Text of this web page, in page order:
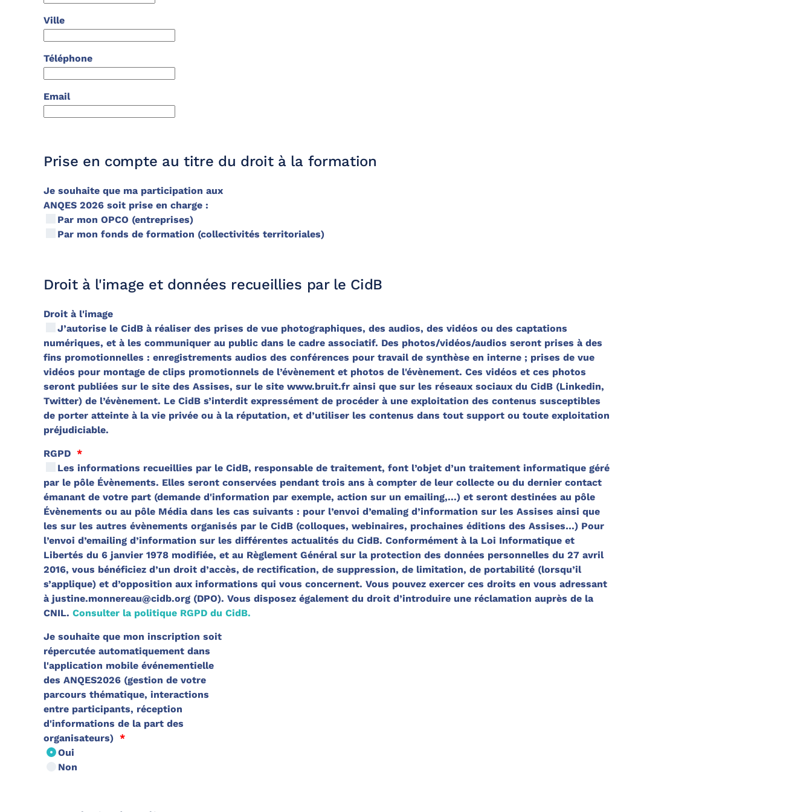
Ville
Téléphone
Email
Prise en compte au titre du droit à la formation
Je souhaite que ma participation aux
ANQES 2026 soit prise en charge :
Par mon OPCO (entreprises)
Par mon fonds de formation (collectivités territoriales)
Droit à l'image et données recueillies par le CidB
Droit à l'image
J’autorise le CidB à réaliser des prises de vue photographiques, des audios, des vidéos ou des captations
numériques, et à les communiquer au public dans le cadre associatif. Des photos/vidéos/audios seront prises à des
fins promotionnelles : enregistrements audios des conférences pour travail de synthèse en interne ; prises de vue
vidéos pour montage de clips promotionnels de l’évènement et photos de l'évènement. Ces vidéos et ces photos
seront publiées sur le site des Assises, sur le site www.bruit.fr ainsi que sur les réseaux sociaux du CidB (Linkedin,
Twitter) de l’évènement. Le CidB s’interdit expressément de procéder à une exploitation des contenus susceptibles
de porter atteinte à la vie privée ou à la réputation, et d’utiliser les contenus dans tout support ou toute exploitation
préjudiciable.
RGPD *
Les informations recueillies par le CidB, responsable de traitement, font l’objet d’un traitement informatique géré
par le pôle Évènements. Elles seront conservées pendant trois ans à compter de leur collecte ou du dernier contact
émanant de votre part (demande d'information par exemple, action sur un emailing,...) et seront destinées au pôle
Évènements ou au pôle Média dans les cas suivants : pour l’envoi d’emaling d’information sur les Assises ainsi que
les sur les autres évènements organisés par le CidB (colloques, webinaires, prochaines éditions des Assises…) Pour
l’envoi d’emailing d’information sur les différentes actualités du CidB. Conformément à la Loi Informatique et
Libertés du 6 janvier 1978 modifiée, et au Règlement Général sur la protection des données personnelles du 27 avril
2016, vous bénéficiez d’un droit d’accès, de rectification, de suppression, de limitation, de portabilité (lorsqu’il
s’applique) et d’opposition aux informations qui vous concernent. Vous pouvez exercer ces droits en vous adressant
à justine.monnereau@cidb.org (DPO). Vous disposez également du droit d’introduire une réclamation auprès de la
CNIL. Consulter la politique RGPD du CidB.
Je souhaite que mon inscription soit
répercutée automatiquement dans
l'application mobile événementielle
des ANQES2026 (gestion de votre
parcours thématique, interactions
entre participants, réception
d'informations de la part des
organisateurs) *
Oui
Non